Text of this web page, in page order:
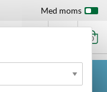
Med moms
0